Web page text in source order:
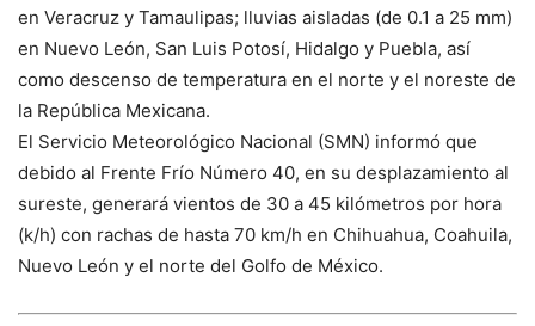
en Veracruz y Tamaulipas; lluvias aisladas (de 0.1 a 25 mm)
en Nuevo León, San Luis Potosí, Hidalgo y Puebla, así
como descenso de temperatura en el norte y el noreste de
la República Mexicana.
El Servicio Meteorológico Nacional (SMN) informó que
debido al Frente Frío Número 40, en su desplazamiento al
sureste, generará vientos de 30 a 45 kilómetros por hora
(k/h) con rachas de hasta 70 km/h en Chihuahua, Coahuila,
Nuevo León y el norte del Golfo de México.